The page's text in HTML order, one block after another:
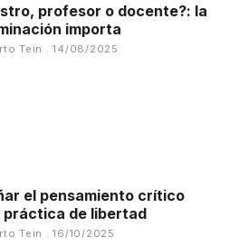
profesor o docente?: la
importa
Tein 14/08/2025
el pensamiento crítico
práctica de libertad
Tein 16/10/2025